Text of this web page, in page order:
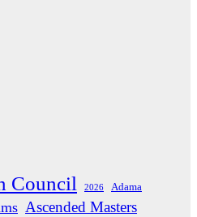
Council 2026 Adama
Ascended Masters